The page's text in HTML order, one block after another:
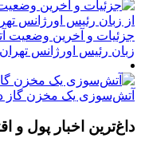
جزئیات و آخرین
زبان رئیس اورژانس تهران
آتش‌سوزی یک مخزن
داغ‌ترین اخبار پول و